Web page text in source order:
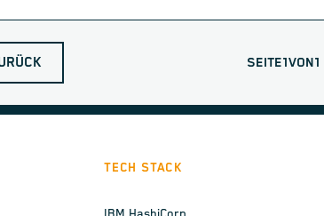
SEITE1VON1
TECH STACK